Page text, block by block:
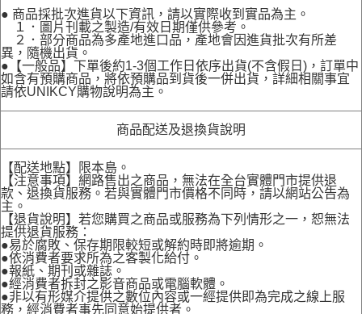
● 商品採批次進貨以下資訊，請以實際收到實品為主。
１．圖片刊載之製造/有效日期僅供參考。
２．部分商品為多產地進口品，產地會因進貨批次有所差
異，隨機出貨。
●【一般品】下單後約1-3個工作日依序出貨(不含假日)，訂單中
如含有預購商品，將依預購品到貨後一併出貨，詳細相關事宜
請依UNIKCY購物說明為主。
商品配送及退換貨說明
【配送地點】限本島。
【注意事項】網路售出之商品，無法在全台實體門市提供退
款、退換貨服務。若與實體門市價格不同時，請以網站公告為
主。
【退貨說明】若您購買之商品或服務為下列情形之一，恕無法
提供退貨服務：
●易於腐敗、保存期限較短或解約時即將逾期。
●依消費者要求所為之客製化給付。
●報紙、期刊或雜誌。
●經消費者拆封之影音商品或電腦軟體。
●非以有形媒介提供之數位內容或一經提供即為完成之線上服
務，經消費者事先同意始提供者。